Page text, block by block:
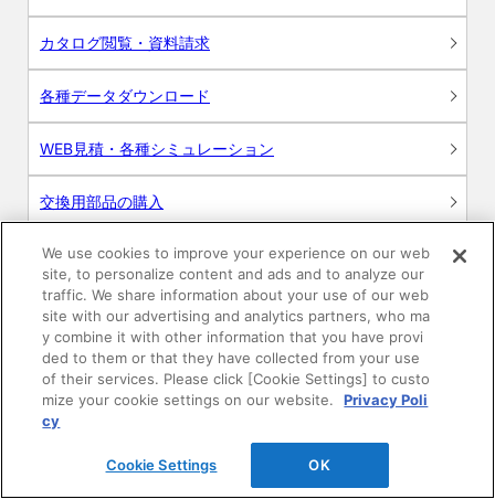
カタログ閲覧・資料請求
各種データダウンロード
WEB見積・各種シミュレーション
交換用部品の購入
修理・点検
お問い合わせ
ログイン
建築・設計関係者様向けサイト
ユーザー登録サービス
We use cookies to improve your experience on our web
site, to personalize content and ads and to analyze our
traffic. We share information about your use of our web
site with our advertising and analytics partners, who ma
y combine it with other information that you have provi
ded to them or that they have collected from your use
of their services. Please click [Cookie Settings] to custo
mize your cookie settings on our website.
Privacy Poli
cy
Cookie Settings OK